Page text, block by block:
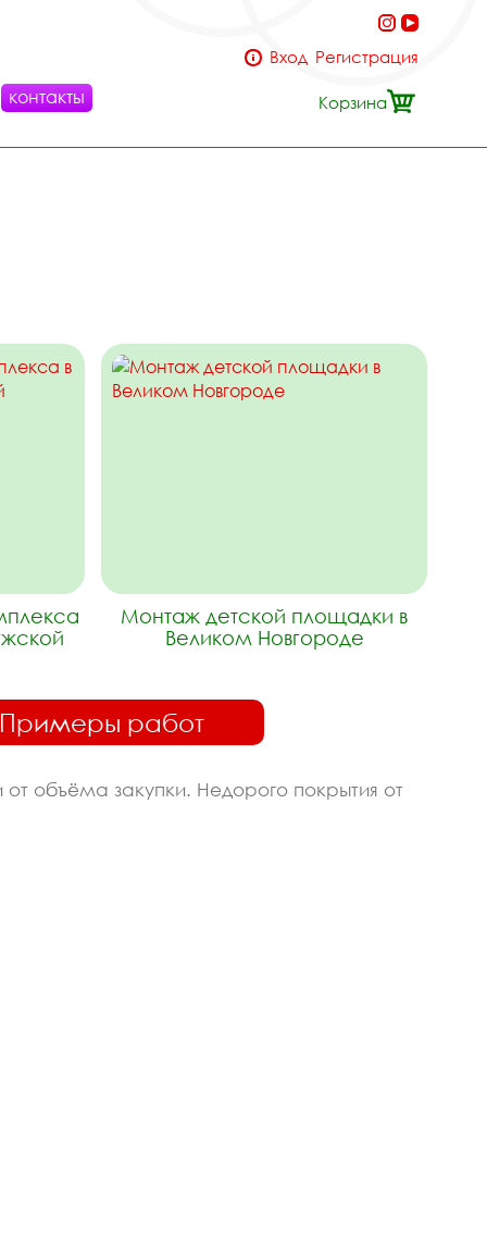
контакты
Вход Регистрация
Корзина
Монтаж детской площадки в
Великом Новгороде
Примеры работ
объёма закупки. Недорого покрытия от